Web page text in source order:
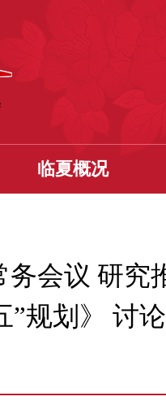
临夏概况
会议 研究
”规划》 讨